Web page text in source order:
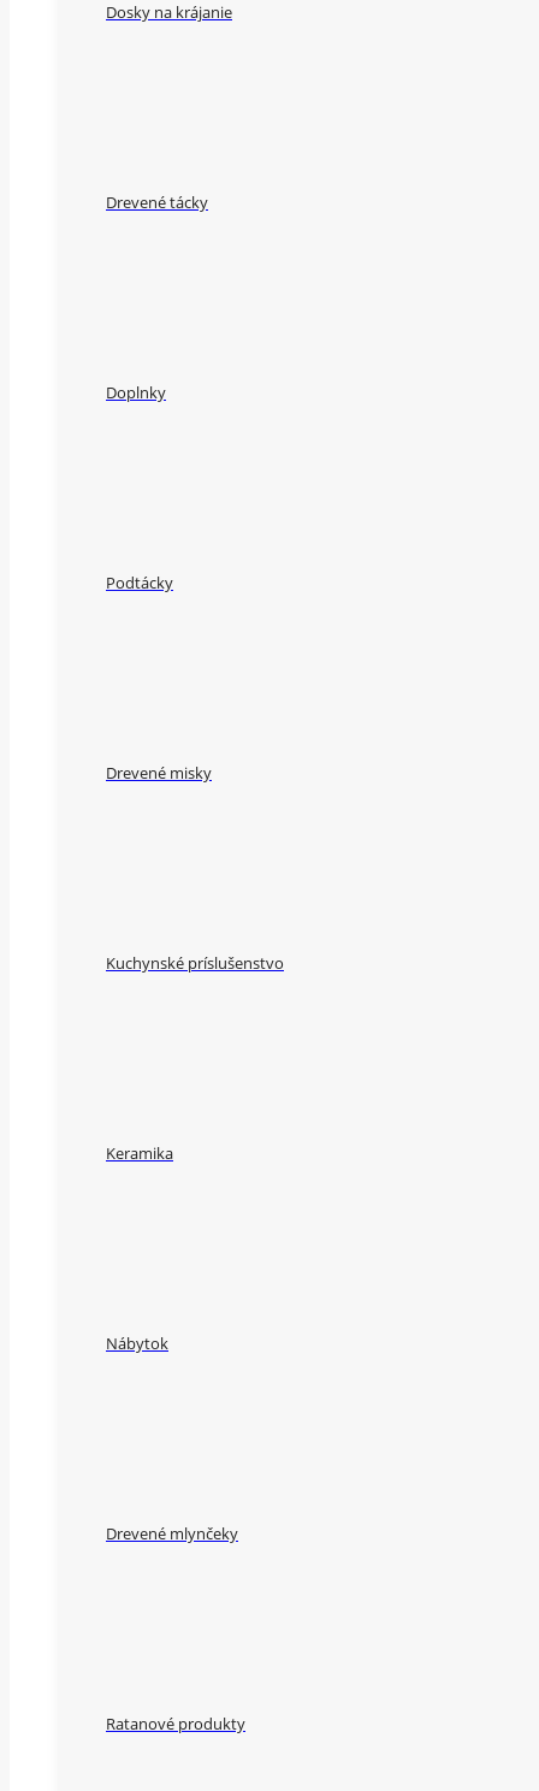
Dosky na krájanie
Drevené tácky
Doplnky
Podtácky
Drevené misky
Kuchynské príslušenstvo
Keramika
Nábytok
Drevené mlynčeky
Ratanové produkty